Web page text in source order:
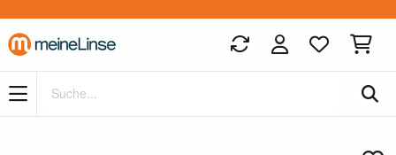
Zum Hauptinhalt springen